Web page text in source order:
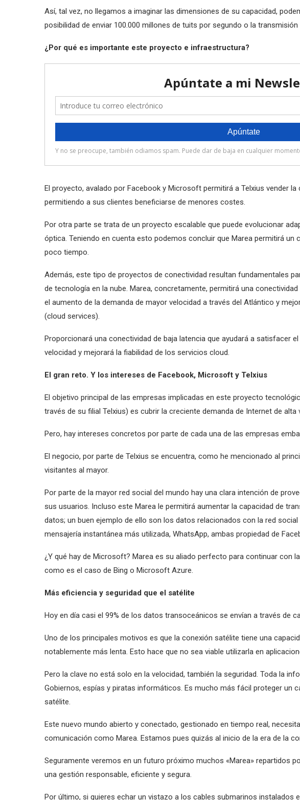
Así, tal vez, no llegamos a imaginar las dimensiones de su capacidad,
posibilidad de enviar 100.000 millones de tuits por segundo o la transmisión
¿Por qué es importante este proyecto e infraestructura?
El proyecto, avalado por Facebook y Microsoft permitirá a Telxius vender
permitiendo a sus clientes beneficiarse de menores costes.
Por otra parte se trata de un proyecto escalable que puede evolucionar
óptica. Teniendo en cuenta esto podemos concluir que Marea permitirá un
poco tiempo.
Además, este tipo de proyectos de conectividad resultan fundamentales
de tecnología en la nube. Marea, concretamente, permitirá una
el aumento de la demanda de mayor velocidad a través del Atlántico y
(cloud services).
Proporcionará una conectividad de baja latencia que ayudará a satisfacer
velocidad y mejorará la fiabilidad de los servicios cloud.
El gran reto. Y los intereses de Facebook, Microsoft y Telxius
El objetivo principal de las empresas implicadas en este proyecto
través de su filial Telxius) es cubrir la creciente demanda de Internet de alta
Pero, hay intereses concretos por parte de cada una de las empresas
El negocio, por parte de Telxius se encuentra, como he mencionado al
visitantes al mayor.
Por parte de la mayor red social del mundo hay una clara intención de
sus usuarios. Incluso este Marea le permitirá aumentar la capacidad de
datos; un buen ejemplo de ello son los datos relacionados con la red
mensajería instantánea más utilizada, WhatsApp, ambas propiedad de
¿Y qué hay de Microsoft? Marea es su aliado perfecto para continuar con
como es el caso de Bing o Microsoft Azure.
Más eficiencia y seguridad que el satélite
Hoy en día casi el 99% de los datos transoceánicos se envían a través de
Uno de los principales motivos es que la conexión satélite tiene una
notablemente más lenta. Esto hace que no sea viable utilizarla en
Pero la clave no está solo en la velocidad, también la seguridad. Toda la
Gobiernos, espías y piratas informáticos. Es mucho más fácil proteger un
satélite.
Este nuevo mundo abierto y conectado, gestionado en tiempo real,
comunicación como Marea. Estamos pues quizás al inicio de la era de la
Seguramente veremos en un futuro próximo muchos «Marea» repartidos
una gestión responsable, eficiente y segura.
Por último, si quieres echar un vistazo a los cables submarinos instalados